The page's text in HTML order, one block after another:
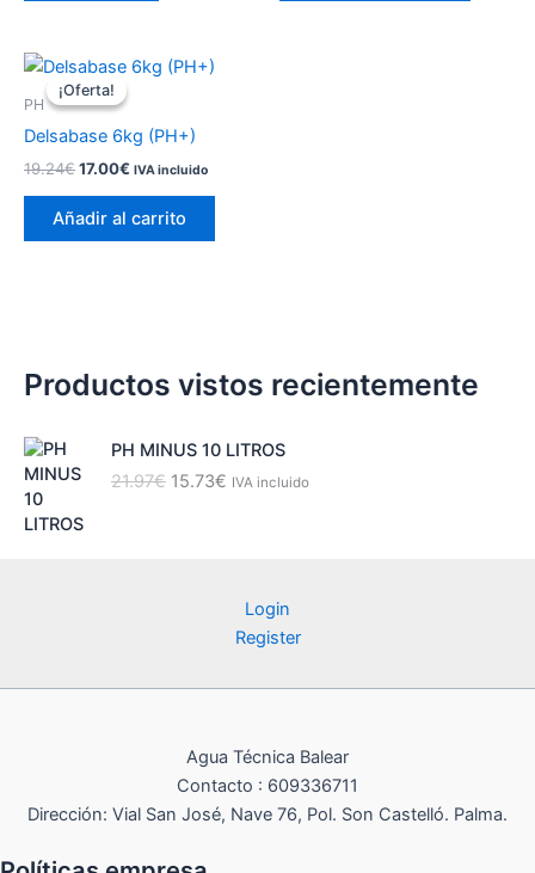
¡Oferta!
¡Oferta!
PH
Delsabase 6kg (PH+)
19.24€El
original
era:
17.00€ El
actual
es:
IVA incluido
Añadir al carrito
Productos vistos recientemente
PH MINUS 10 LITROS
21.97€ E
n
15.73€E
u
a
IVA incluido
Login
Register
Agua Técnica Balear
Contacto : 609336711
Dirección: Vial San José, Nave 76, Pol. Son Castelló. Palma.